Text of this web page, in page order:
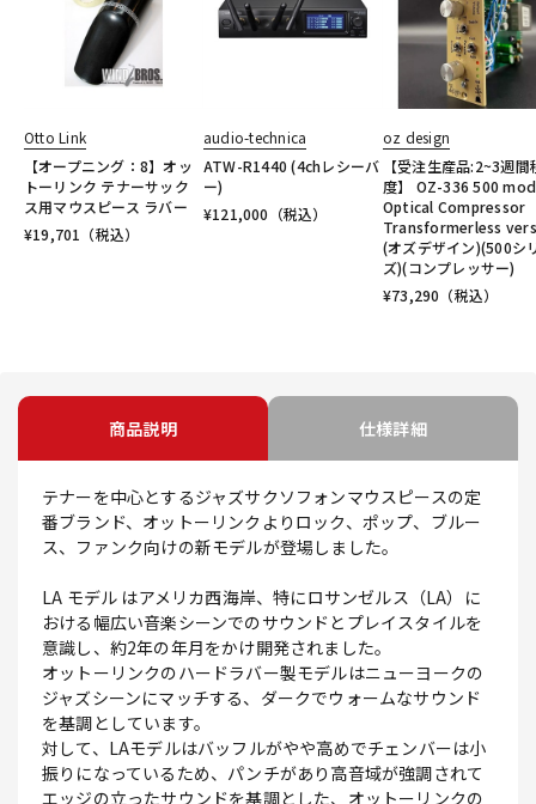
Otto Link
【オープニング：8】オッ
トーリンク テナーサック
ス用マウスピース ラバー
¥19,701 （税込）
audio-technica
ATW-R1440 (4chレシーバ
ー)
¥121,000 （税込）
oz design
【受注生産品:2~3週間
度】 OZ-336 500
Optical Compressor
Transformerless
(オズデザイン)(500シ
ズ)(コンプレッサー)
¥73,290 （税込）
商品説明 仕様詳細
テナーを中心とするジャズサクソフォンマウスピースの定
番ブランド、オットーリンクよりロック、ポップ、ブルー
ス、ファンク向けの新モデルが登場しました。
LA モデル はアメリカ西海岸、特にロサンゼルス（LA）に
おける幅広い音楽シーンでのサウンドとプレイスタイルを
意識し、約2年の年月をかけ開発されました。
オットーリンクのハードラバー製モデルはニューヨークの
ジャズシーンにマッチする、ダークでウォームなサウンド
を基調としています。
対して、LAモデルはバッフルがやや高めでチェンバーは小
振りになっているため、パンチがあり高音域が強調されて
エッジの立ったサウンドを基調とした、オットーリンクの